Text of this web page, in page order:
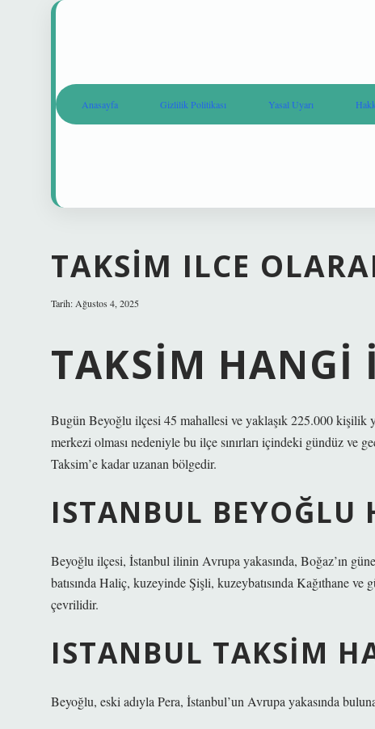
Anasayfa Gizlilik Politikası Yasal Uyarı
TAKSIM ILCE
Tarih: Ağustos 4, 2025
TAKSIM HANGI
Bugün Beyoğlu ilçesi 45 mahallesi ve yaklaşık 225.000
merkezi olması nedeniyle bu ilçe sınırları içindeki gündüz ve
Taksim’e kadar uzanan bölgedir.
ISTANBUL BEYOĞLU
Beyoğlu ilçesi, İstanbul ilinin Avrupa yakasında, Boğaz’ın
batısında Haliç, kuzeyinde Şişli, kuzeybatısında Kağıthane
çevrilidir.
ISTANBUL TAKSIM
Beyoğlu, eski adıyla Pera, İstanbul’un Avrupa yakasında